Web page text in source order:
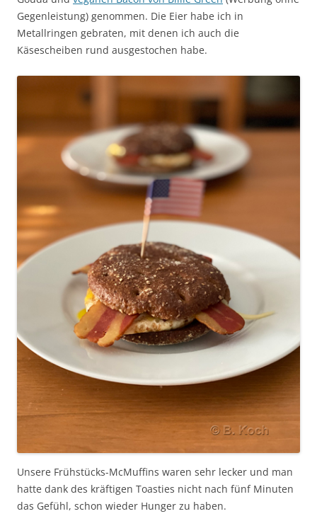
Gegenleistung) genommen. Die Eier habe ich in
Metallringen gebraten, mit denen ich auch die
Käsescheiben rund ausgestochen habe.
Unsere Frühstücks-McMuffins waren sehr lecker und man
hatte dank des kräftigen Toasties nicht nach fünf Minuten
das Gefühl, schon wieder Hunger zu haben.